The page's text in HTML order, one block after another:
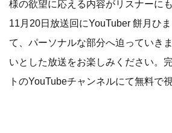
様の欲望に応える内容がリスナーにも
11月20日放送回にYouTuber 餅月ひ
て、パーソナルな部分へ迫っていき
いとした放送をお楽しみください。
トのYouTubeチャンネルにて無料で